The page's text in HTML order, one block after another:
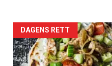
Artikler
detail
DAGENS RETT